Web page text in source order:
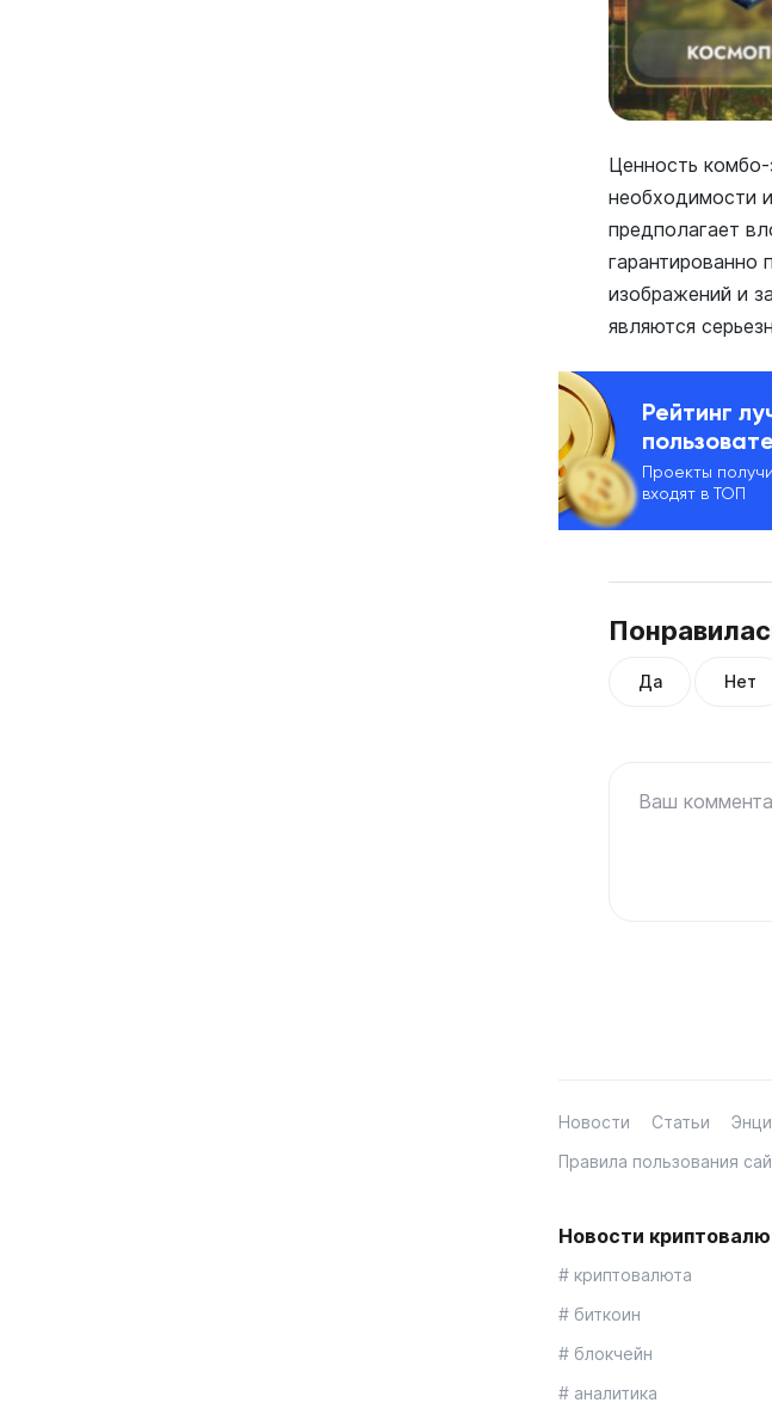
Ценность
необходимости
предполагает
гарантированно
изображений и
являются
Рейтинг
Проекты
входят в ТОП
Да Нет
Ваш
Новости Статьи
Правила пользования
Новости
# криптовалюта
# биткоин
# блокчейн
# аналитика